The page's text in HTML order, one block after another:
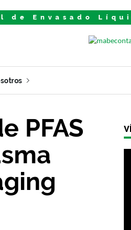
de Envasado
PFAS